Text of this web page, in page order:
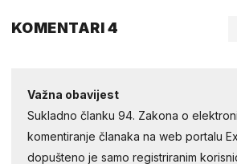
KOMENTARI 4
Važna obavijest
Sukladno članku 94. Zakona o
komentiranje članaka na web portalu
dopušteno je samo registriranim